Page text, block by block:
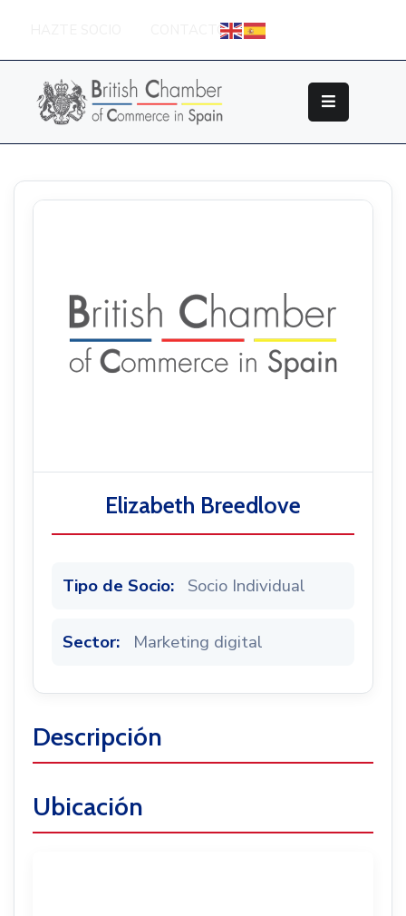
CONTACTO
Sobre
British
Chamber
Socios
Elizabeth Breedlove
Tipo de Socio: Socio Individual
Sector: Marketing digital
Descripción
Ubicación